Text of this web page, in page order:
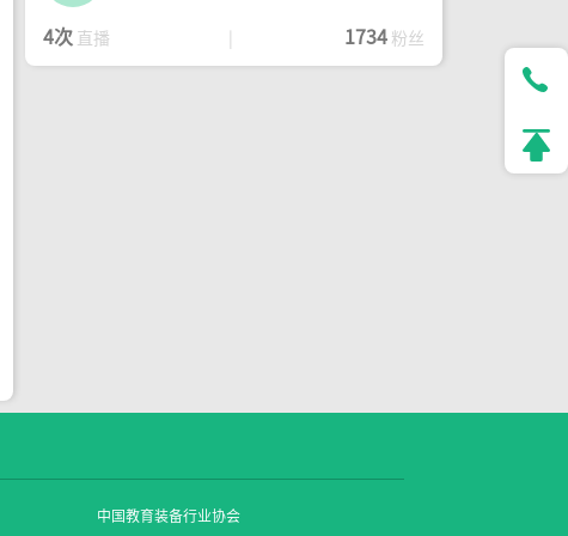
4次 直播 1734 粉丝
中国教育装备行业协会